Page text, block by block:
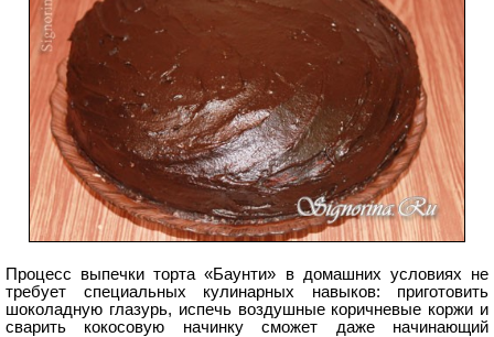
Процесс выпечки торта «Баунти» в домашних условиях не
требует специальных кулинарных навыков: приготовить
шоколадную глазурь, испечь воздушные коричневые коржи и
сварить кокосовую начинку сможет даже начинающий